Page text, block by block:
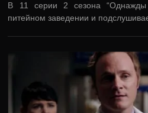
В 11 серии 2 сезона “Однажды
питейном заведении и